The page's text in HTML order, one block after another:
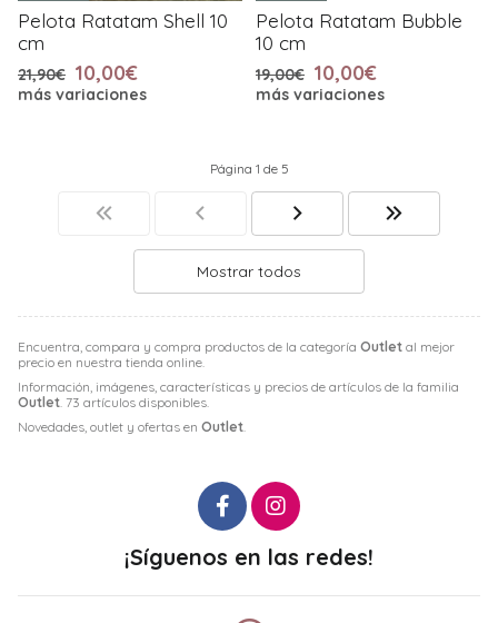
Encuentra, compara y compra productos de la categoría Outlet al mejor
precio en nuestra tienda online.
Información, imágenes, características y precios de artículos de la familia
Outlet . 73 artículos disponibles.
Novedades, outlet y ofertas en Outlet
Pelota Ratatam Shell 10
cm
21,90€ 10,00€
más variaciones
Pelota Ratatam Bubble
10 cm
19,00€ 10,00€
más variaciones
Página 1 de 5
Mostrar todos
¡Síguenos en las redes!